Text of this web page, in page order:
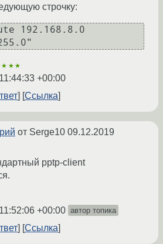
строчку:
192.168.8.0
+00:00
Ссылка
от Serge10 09.12.2019
pptp-client
+00:00 автор топика
Ссылка